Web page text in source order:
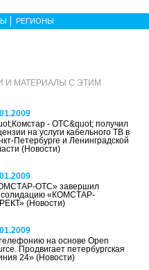
РЕГИОНЫ
И МАТЕРИАЛЫ С ЭТИМ
- ОТС&quot; получил
на услуги кабельного ТВ в
Петербурге и Ленинградской
(Новости)
ОТС» завершил
«КОМСТАР-
(Новости)
на основе Open
Продвигает петербургская
24»(Новости)